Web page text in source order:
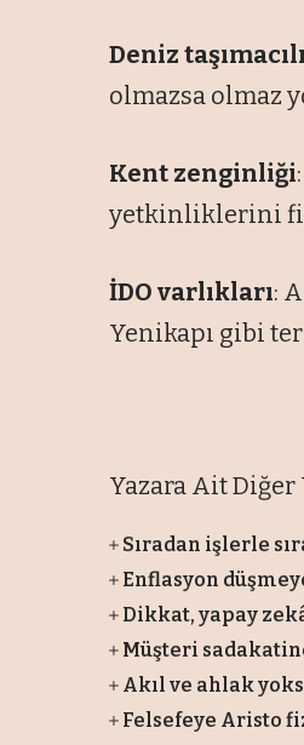
Deniz
olmazsa olmaz
Kent zenginliği
yetkinliklerini
İDO varlıkları:
Yenikapı gibi
Yazara Ait Diğer
Sıradan işlerle
Enflasyon
Dikkat, yapay
Müşteri
Akıl ve ahlak
Felsefeye Aristo